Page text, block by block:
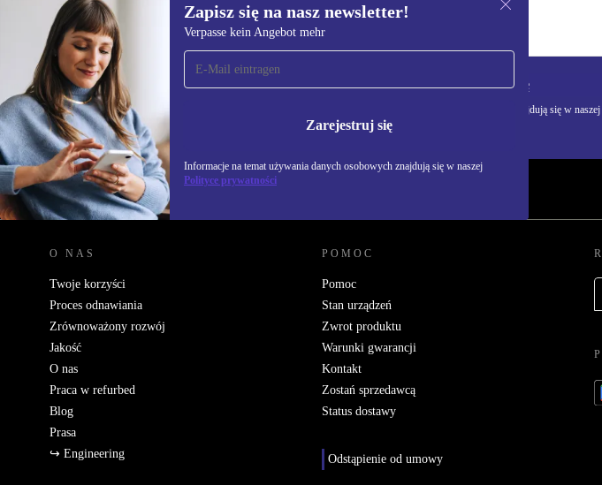
683,43 zł (-41%)
Zapisz się na nasz newsletter!
Verpasse kein Angebot mehr
Zarejestruj się
Informacje na temat używania danych osobowych znajdują się w naszej
Polityce prywatności
Zapisz się na nasz
newsletter!
Nie przegap żadnej oferty.
Zarejestruj się
Informacje na temat używania danych osobowych znajdują się w naszej
Polityce prywatności
REFURBED POLSKA - RETHINK NEW.
O NAS
Twoje korzyści
Proces odnawiania
Zrównoważony rozwój
Jakość
O nas
Praca w refurbed
Blog
Prasa
↪ Engineering
POMOC
Pomoc
Stan urządzeń
Zwrot produktu
Warunki gwarancji
Kontakt
Zostań sprzedawcą
Status dostawy
Odstąpienie od umowy